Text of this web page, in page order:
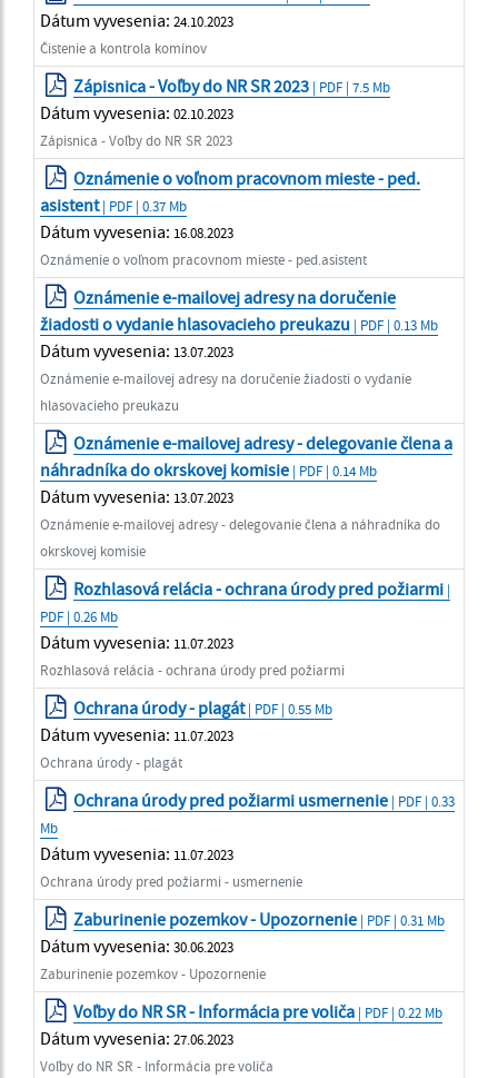
Dátum vyvesenia: 24.10.2023
Čistenie a kontrola komínov
Zápisnica - Voľby do NR SR 2023 | PDF | 7.5 Mb
Dátum vyvesenia: 02.10.2023
Zápisnica - Voľby do NR SR 2023
Oznámenie o voľnom pracovnom mieste - ped.
asistent| PDF | 0.37 Mb
Dátum vyvesenia: 16.08.2023
Oznámenie o voľnom pracovnom mieste - ped.asistent
Oznámenie e-mailovej adresy na doručenie
žiadosti o vydanie hlasovacieho preukazu | PDF | 0.13 Mb
Dátum vyvesenia: 13.07.2023
Oznámenie e-mailovej adresy na doručenie žiadosti o vydanie
hlasovacieho preukazu
Oznámenie e-mailovej adresy - delegovanie člena a
náhradníka do okrskovej komisie | PDF | 0.14 Mb
Dátum vyvesenia: 13.07.2023
Oznámenie e-mailovej adresy - delegovanie člena a náhradníka do
okrskovej komisie
Rozhlasová relácia - ochrana úrody pred požiarmi |
PDF | 0.26 Mb
Dátum vyvesenia: 11.07.2023
Rozhlasová relácia - ochrana úrody pred požiarmi
Ochrana úrody - plagát| PDF | 0.55 Mb
Dátum vyvesenia: 11.07.2023
Ochrana úrody - plagát
Ochrana úrody pred požiarmi usmernenie | PDF | 0.33
Mb
Dátum vyvesenia: 11.07.2023
Ochrana úrody pred požiarmi - usmernenie
Zaburinenie pozemkov - Upozornenie | PDF | 0.31 Mb
Dátum vyvesenia: 30.06.2023
Zaburinenie pozemkov - Upozornenie
Voľby do NR SR - Informácia pre voliča | PDF | 0.22 Mb
Dátum vyvesenia: 27.06.2023
Voľby do NR SR - Informácia pre voliča